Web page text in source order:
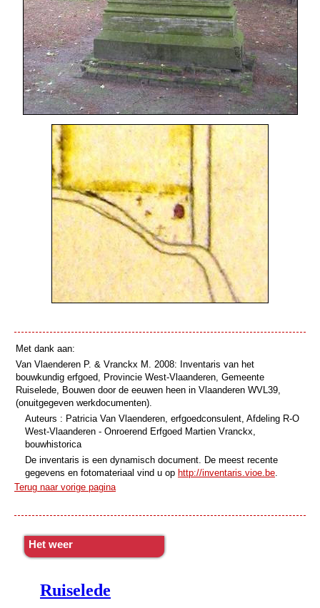
Met dank aan:
Van Vlaenderen P. & Vranckx M. 2008: Inventaris van het
bouwkundig erfgoed, Provincie West-Vlaanderen, Gemeente
Ruiselede, Bouwen door de eeuwen heen in Vlaanderen WVL39,
(onuitgegeven werkdocumenten).
Auteurs : Patricia Van Vlaenderen, erfgoedconsulent, Afdeling R-O
West-Vlaanderen - Onroerend Erfgoed Martien Vranckx,
bouwhistorica
De inventaris is een dynamisch document. De meest recente
gegevens en fotomateriaal vind u op http://inventaris.vioe.be.
Terug naar vorige pagina
Het weer